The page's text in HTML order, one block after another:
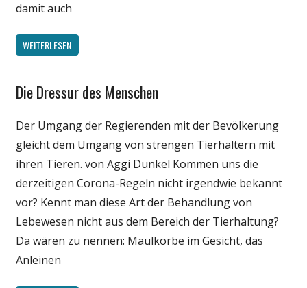
damit auch
WEITERLESEN
Gesellschaft
Politik
Wirtschaft
Wissenschaft
Die Dressur des Menschen
Der Umgang der Regierenden mit der Bevölkerung
gleicht dem Umgang von strengen Tierhaltern mit
ihren Tieren. von Aggi Dunkel Kommen uns die
derzeitigen Corona-Regeln nicht irgendwie bekannt
vor? Kennt man diese Art der Behandlung von
Lebewesen nicht aus dem Bereich der Tierhaltung?
Da wären zu nennen: Maulkörbe im Gesicht, das
Anleinen